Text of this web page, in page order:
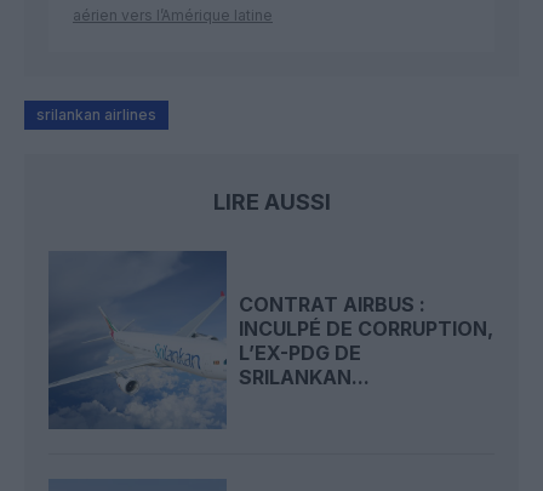
aérien vers l’Amérique latine
srilankan airlines
LIRE AUSSI
CONTRAT AIRBUS :
INCULPÉ DE CORRUPTION,
L’EX-PDG DE
SRILANKAN...